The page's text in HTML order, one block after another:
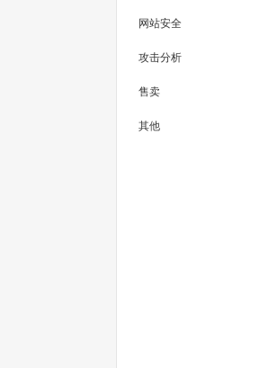
网站安全
攻击分析
售卖
其他